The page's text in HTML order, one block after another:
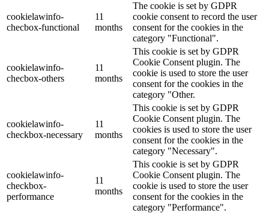
cookielawinfo-
checbox-functional
11
months
The cookie is set by GDPR
cookie consent to record the user
consent for the cookies in the
category "Functional".
cookielawinfo-
checbox-others
11
months
This cookie is set by GDPR
Cookie Consent plugin. The
cookie is used to store the user
consent for the cookies in the
category "Other.
cookielawinfo-
checkbox-necessary
11
months
This cookie is set by GDPR
Cookie Consent plugin. The
cookies is used to store the user
consent for the cookies in the
category "Necessary".
cookielawinfo-
checkbox-
performance
11
months
This cookie is set by GDPR
Cookie Consent plugin. The
cookie is used to store the user
consent for the cookies in the
category "Performance".